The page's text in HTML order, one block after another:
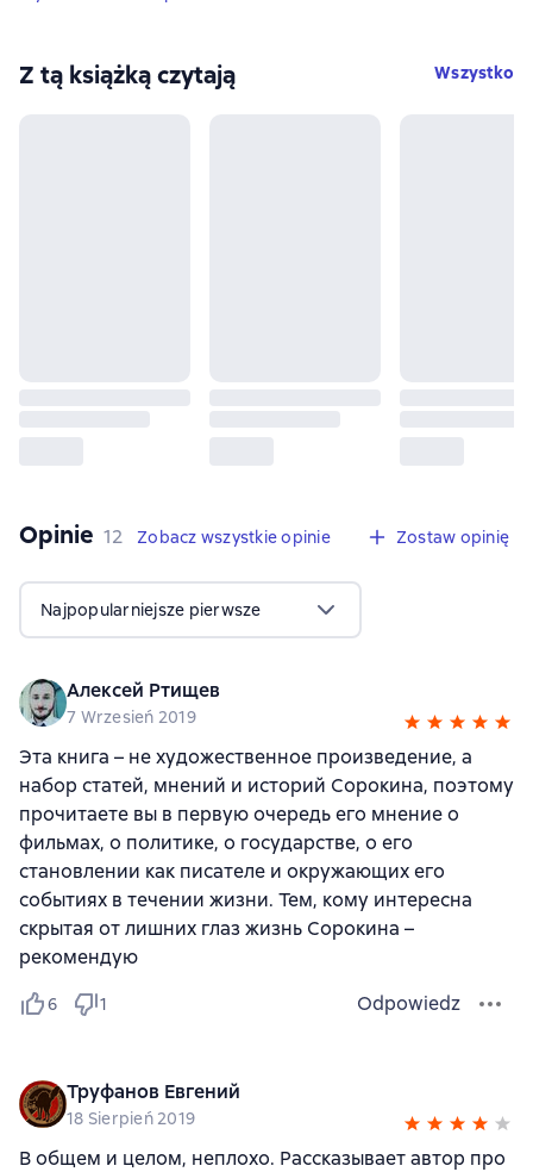
Z tą książką czytają Wszystko
Opinie 12 opinie
12 Zobacz wszystkie opinie Zostaw opinię
Najpopularniejsze pierwsze
Алексей Ртищев
7 Wrzesień 2019
Эта книга – не художественное произведение, а
набор статей, мнений и историй Сорокина, поэтому
прочитаете вы в первую очередь его мнение о
фильмах, о политике, о государстве, о его
становлении как писателе и окружающих его
событиях в течении жизни. Тем, кому интересна
скрытая от лишних глаз жизнь Сорокина –
рекомендую
6 1 Odpowiedz
Труфанов Евгений
18 Sierpień 2019
В общем и целом, неплохо. Рассказывает автор про